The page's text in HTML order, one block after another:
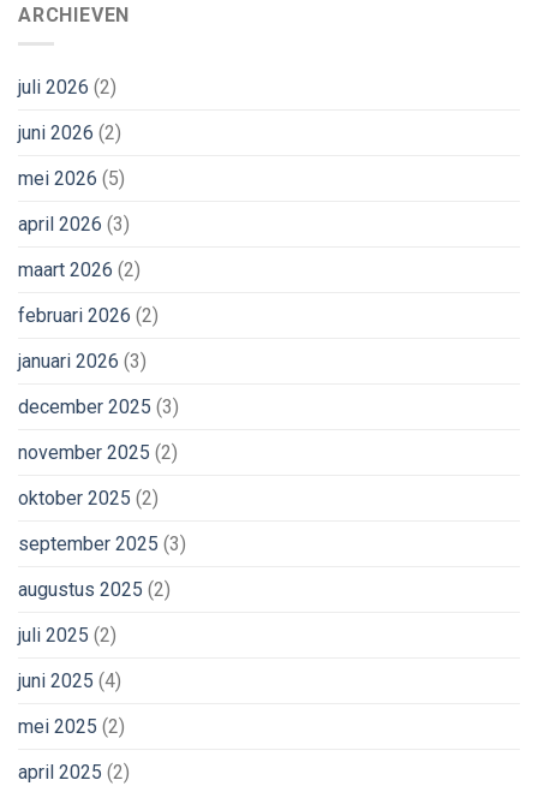
ARCHIEVEN
juli 2026 (2)
juni 2026 (2)
mei 2026 (5)
april 2026 (3)
maart 2026 (2)
februari 2026 (2)
januari 2026 (3)
december 2025 (3)
november 2025 (2)
oktober 2025 (2)
september 2025 (3)
augustus 2025 (2)
juli 2025 (2)
juni 2025 (4)
mei 2025 (2)
april 2025 (2)